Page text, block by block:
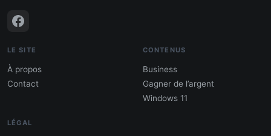
LE SITE
À propos
Contact
CONTENUS
Business
Gagner de l’argent
Windows 11
LÉGAL